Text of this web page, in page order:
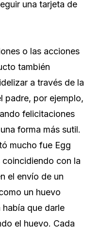
una tarjeta de
o las acciones
también
a través de la
padre, por ejemplo,
felicitaciones
forma más sutil.
mucho fue Egg
coincidiendo con la
el envío de un
un huevo
que darle
el huevo. Cada